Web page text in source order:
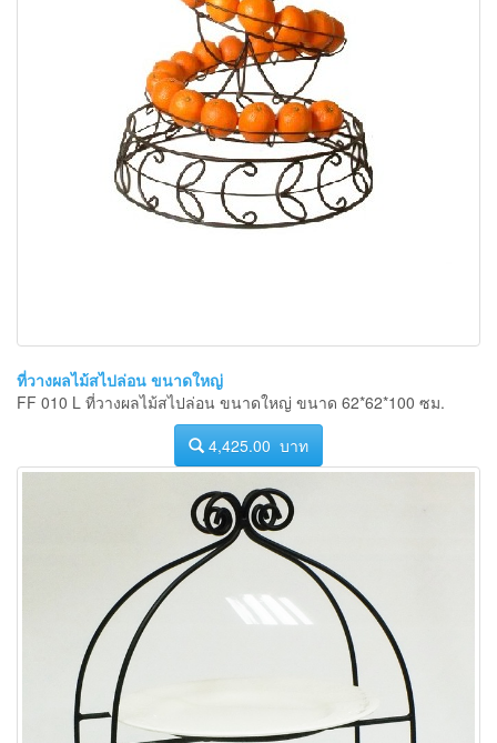
ที่วางผลไม้สไปล่อน ขนาดใหญ่
FF 010 L ที่วางผลไม้สไปล่อน ขนาดใหญ่ ขนาด 62*62*100 ซม.
4,425.00 บาท